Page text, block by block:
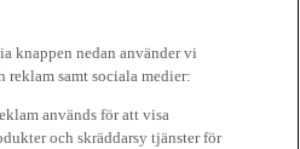
knappen nedan använder vi
reklam samt sociala medier:
används för att visa
och skräddarsy tjänster för